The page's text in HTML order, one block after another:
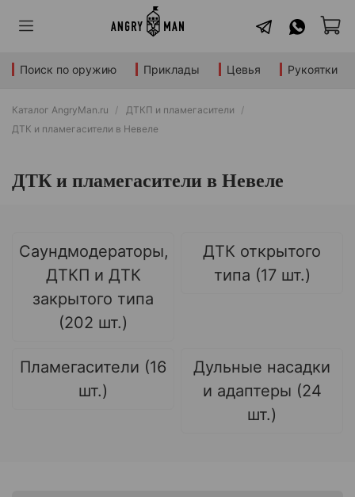
Поиск по оружию Приклады Цевья Рукоятки
Каталог AngryMan.ru
ДТКП и пламегасители
ДТК и пламегасители в Невеле
ДТК и пламегасители в Невеле
Саундмодераторы,
ДТКП и ДТК
закрытого типа
(202 шт.)
ДТК открытого
типа (17 шт.)
Пламегасители (16
шт.)
Дульные насадки
и адаптеры (24
шт.)